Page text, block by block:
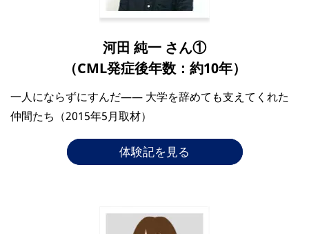
河田 純一 さん①
（CML発症後年数：約10年）
一人にならずにすんだ―― 大学を辞めても支えてくれた
仲間たち（2015年5月取材）
体験記を見る